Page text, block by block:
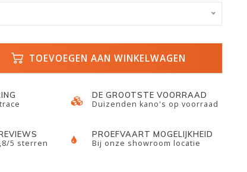
TOEVOEGEN AAN WINKELWAGEN
DE GROOTSTE VOORRAAD
Duizenden kano's op voorraad
5 sterren
PROEFVAART MOGELIJKHEID
Bij onze showroom locatie